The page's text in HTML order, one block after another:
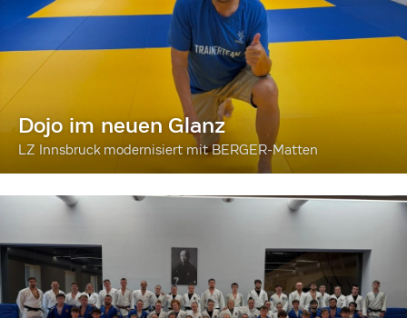
Dojo im neuen Glanz
LZ Innsbruck modernisiert mit BERGER-Matten